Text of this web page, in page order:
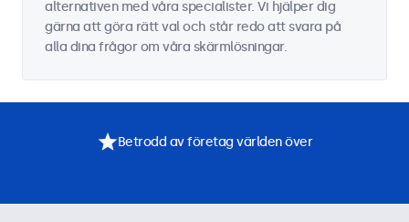
alternativen med våra specialister. Vi hjälper dig
gärna att göra rätt val och står redo att svara på
alla dina frågor om våra skärmlösningar.
Betrodd av företag världen över